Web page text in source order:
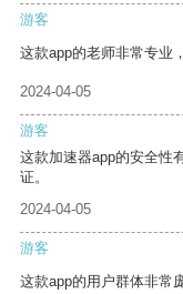
游客
这款app的老师非常专业
2024-04-05
游客
这款加速器app的安全性
证。
2024-04-05
游客
这款app的用户群体非常